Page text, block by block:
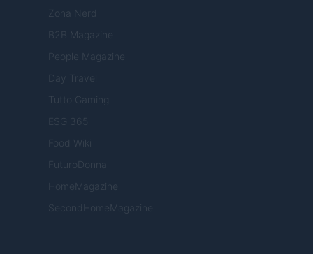
Zona Nerd
B2B Magazine
People Magazine
Day Travel
Tutto Gaming
ESG 365
Food Wiki
FuturoDonna
HomeMagazine
SecondHomeMagazine